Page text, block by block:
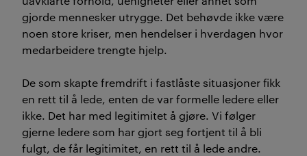
gjorde mennesker utrygge. Det behøvde ikke være
noen store kriser, men hendelser i hverdagen hvor
medarbeidere trengte hjelp.
De som skapte fremdrift i fastlåste situasjoner fikk
en rett til å lede, enten de var formelle ledere eller
ikke. Det har med legitimitet å gjøre. Vi følger
gjerne ledere som har gjort seg fortjent til å bli
fulgt, de får legitimitet, en rett til å lede andre.